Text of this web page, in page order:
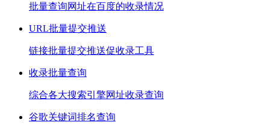
批量查询网址在百度的收录情况
URL批量提交推送
链接批量提交推送促收录工具
收录批量查询
综合各大搜索引擎网址收录查询
谷歌关键词排名查询